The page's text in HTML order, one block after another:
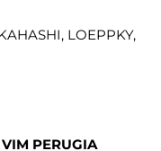
LOEPPKY,
PERUGIA